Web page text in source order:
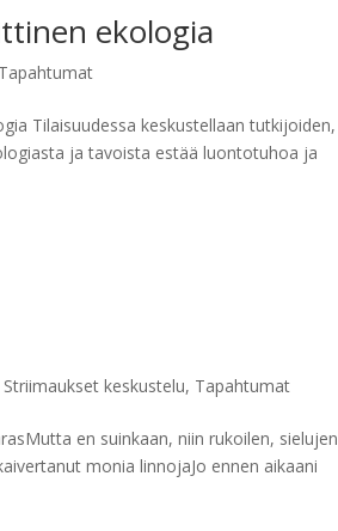
ekologia
Tapahtumat
Tilaisuudessa keskustellaan tutkijoiden,
ja tavoista estää luontotuhoa ja
Striimaukset keskustelu, Tapahtumat
en suinkaan, niin rukoilen, sielujen
monia linnojaJo ennen aikaani